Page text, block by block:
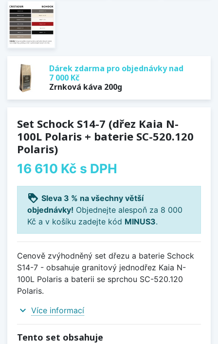
Dárek zdarma pro objednávky nad
7 000 Kč
Zrnková káva 200g
Set Schock S14-7 (dřez Kaia N-
100L Polaris + baterie SC-520.120
Polaris)
16 610 Kč s DPH
loyalty Sleva 3 % na všechny větší
objednávky! Objednejte alespoň za 8 000
Kč a v košíku zadejte kód MINUS3.
Cenově zvýhodněný set dřezu a baterie Schock
S14-7 - obsahuje granitový jednodřez Kaia N-
100L Polaris a baterii se sprchou SC-520.120
Polaris.
expand_more Více informací
Tento set obsahuje